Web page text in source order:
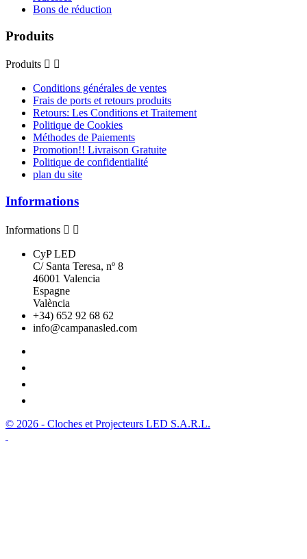
Bons de réduction
Produits
Produits  
Conditions générales de ventes
Frais de ports et retours produits
Retours: Les Conditions et Traitement
Politique de Cookies
Méthodes de Paiements
Promotion!! Livraison Gratuite
Politique de confidentialité
plan du site
Informations
Informations  
CyP LED
C/ Santa Teresa, nº 8
46001 Valencia
Espagne
València
+34) 652 92 68 62
info@campanasled.com
© 2026 - Cloches et Projecteurs LED S.A.R.L.